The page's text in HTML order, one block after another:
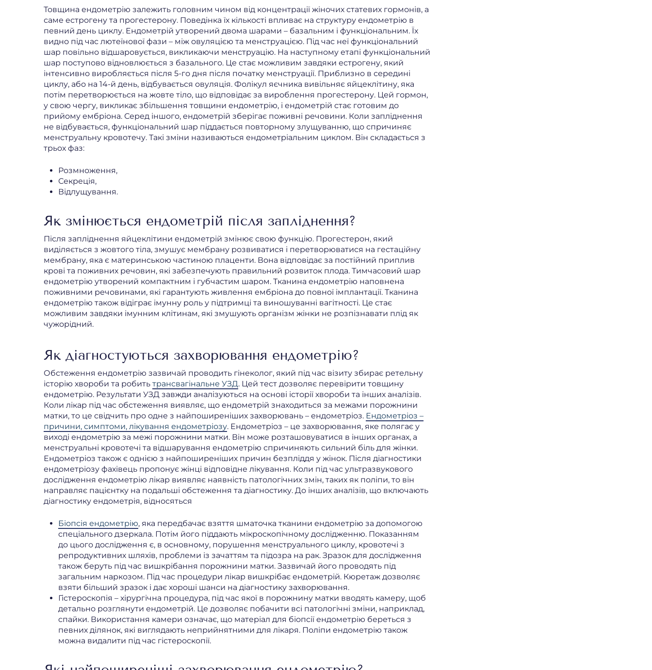
Товщина ендометрію залежить головним чином від концентрації жіночих статевих гормонів, а
саме естрогену та прогестерону. Поведінка їх кількості впливає на структуру ендометрію в
певний день циклу. Ендометрій утворений двома шарами – базальним і функціональним. Їх
видно під час лютеїнової фази – між овуляцією та менструацією. Під час неї функціональний
шар повільно відшаровується, викликаючи менструацію. На наступному етапі функціональний
шар поступово відновлюється з базального. Це стає можливим завдяки естрогену, який
інтенсивно виробляється після 5-го дня після початку менструації. Приблизно в середині
циклу, або на 14-й день, відбувається овуляція. Фолікул яєчника вивільняє яйцеклітину, яка
потім перетворюється на жовте тіло, що відповідає за вироблення прогестерону. Цей гормон,
у свою чергу, викликає збільшення товщини ендометрію, і ендометрій стає готовим до
прийому ембріона. Серед іншого, ендометрій зберігає поживні речовини. Коли запліднення
не відбувається, функціональний шар піддається повторному злущуванню, що спричиняє
менструальну кровотечу. Такі зміни називаються ендометріальним циклом. Він складається з
трьох фаз:
Розмноження,
Секреція,
Відлущування.
Як змінюється ендометрій після запліднення?
Після запліднення яйцеклітини ендометрій змінює свою функцію. Прогестерон, який
виділяється з жовтого тіла, змушує мембрану розвиватися і перетворюватися на гестаційну
мембрану, яка є материнською частиною плаценти. Вона відповідає за постійний приплив
крові та поживних речовин, які забезпечують правильний розвиток плода. Тимчасовий шар
ендометрію утворений компактним і губчастим шаром. Тканина ендометрію наповнена
поживними речовинами, які гарантують живлення ембріона до повної імплантації. Тканина
ендометрію також відіграє імунну роль у підтримці та виношуванні вагітності. Це стає
можливим завдяки імунним клітинам, які змушують організм жінки не розпізнавати плід як
чужорідний.
Як діагностуються захворювання ендометрію?
Обстеження ендометрію зазвичай проводить гінеколог, який під час візиту збирає ретельну
історію хвороби та робить трансвагінальне УЗД. Цей тест дозволяє перевірити товщину
ендометрію. Результати УЗД завжди аналізуються на основі історії хвороби та інших аналізів.
Коли лікар під час обстеження виявляє, що ендометрій знаходиться за межами порожнини
матки, то це свідчить про одне з найпоширеніших захворювань – ендометріоз. Ендометріоз –
причини, симптоми, лікування ендометріозу. Ендометріоз – це захворювання, яке полягає у
виході ендометрію за межі порожнини матки. Він може розташовуватися в інших органах, а
менструальні кровотечі та відшарування ендометрію спричиняють сильний біль для жінки.
Ендометріоз також є однією з найпоширеніших причин безпліддя у жінок. Після діагностики
ендометріозу фахівець пропонує жінці відповідне лікування. Коли під час ультразвукового
дослідження ендометрію лікар виявляє наявність патологічних змін, таких як поліпи, то він
направляє пацієнтку на подальші обстеження та діагностику. До інших аналізів, що включають
діагностику ендометрія, відносяться
Біопсія ендометрію, яка передбачає взяття шматочка тканини ендометрію за допомогою
спеціального дзеркала. Потім його піддають мікроскопічному дослідженню. Показанням
до цього дослідження є, в основному, порушення менструального циклу, кровотечі з
репродуктивних шляхів, проблеми із зачаттям та підозра на рак. Зразок для дослідження
також беруть під час вишкрібання порожнини матки. Зазвичай його проводять під
загальним наркозом. Під час процедури лікар вишкрібає ендометрій. Кюретаж дозволяє
взяти більший зразок і дає хороші шанси на діагностику захворювання.
Гістероскопія – хірургічна процедура, під час якої в порожнину матки вводять камеру, щоб
детально розглянути ендометрій. Це дозволяє побачити всі патологічні зміни, наприклад,
спайки. Використання камери означає, що матеріал для біопсії ендометрію береться з
певних ділянок, які виглядають неприйнятними для лікаря. Поліпи ендометрію також
можна видалити під час гістероскопії.